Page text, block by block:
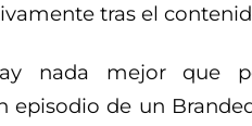
tras el
nada mejor que
episodio de un